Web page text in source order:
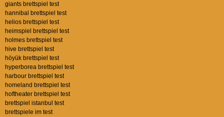
giants brettspiel test
hannibal brettspiel test
helios brettspiel test
heimspiel brettspiel test
holmes brettspiel test
hive brettspiel test
höyük brettspiel test
hyperborea brettspiel test
harbour brettspiel test
homeland brettspiel test
hoftheater brettspiel test
brettspiel istanbul test
brettspiele im test